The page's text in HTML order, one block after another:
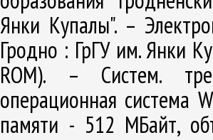
Янки Купалы". –
Гродно : ГрГУ им. Янки
ROM). – Систем.
операционная система
памяти - 512 МБайт,